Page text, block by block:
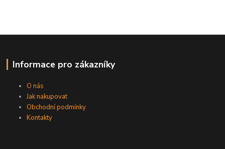
Informace pro zákazníky
O nás
Jak nakupovat
Obchodní podmínky
Kontakty